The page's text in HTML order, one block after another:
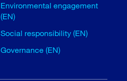
Environmental engagement
(EN)
Social responsibility (EN)
Governance (EN)